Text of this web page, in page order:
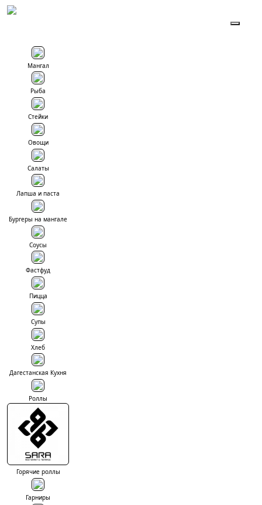
Мангал
Рыба
Стейки
Овощи
Салаты
Лапша и паста
Бургеры на мангале
Соусы
Фастфуд
Пицца
Супы
Хлеб
Дагестанская Кухня
Роллы
Горячие роллы
Гарниры